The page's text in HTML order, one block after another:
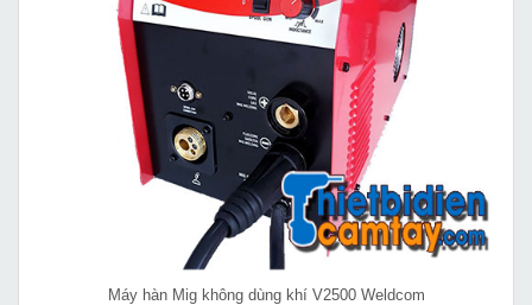
Máy hàn Mig không dùng khí V2500 Weldcom